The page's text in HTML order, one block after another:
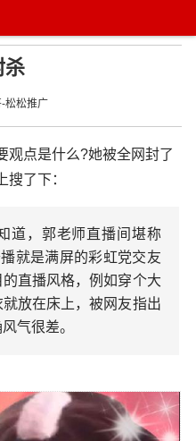
杀
松松推广
观点是什么?她被全网封了
了下：
道，郭老师直播间堪称
就是满屏的彩虹党交友
直播风格，例如穿个大
放在床上，被网友指出
气很差。